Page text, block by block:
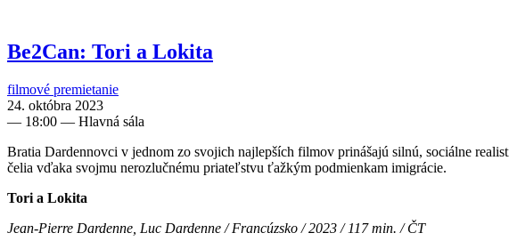
Be2Can: Tori a Lokita
filmové premietanie
24. októbra 2023
— 18:00 — Hlavná sála
Bratia Dardennovci v jednom zo svojich najlepších filmov prinášajú silnú, sociálne
čelia vďaka svojmu nerozlučnému priateľstvu ťažkým podmienkam imigrácie.
Tori a Lokita
Jean-Pierre Dardenne, Luc Dardenne / Francúzsko / 2023 / 117 min. / ČT